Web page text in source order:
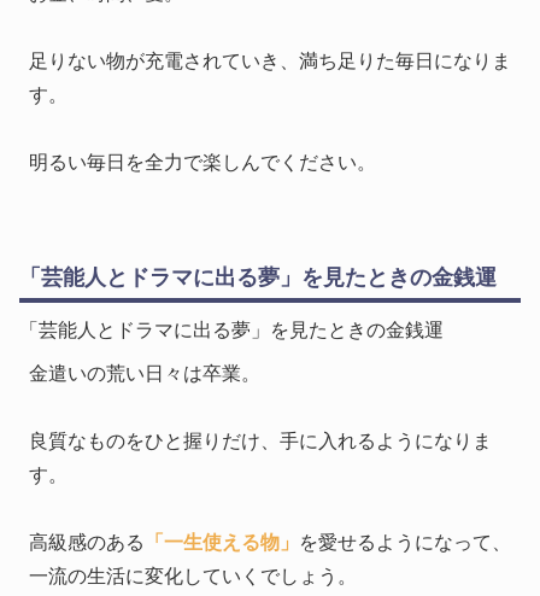
足りない物が充電されていき、満ち足りた毎日になりま
す。
明るい毎日を全力で楽しんでください。
「芸能人とドラマに出る夢」を見たときの金銭運
「芸能人とドラマに出る夢」を見たときの金銭運
金遣いの荒い日々は卒業。
良質なものをひと握りだけ、手に入れるようになりま
す。
高級感のある 「一生使える物」
を愛せるようになって、
一流の生活に変化していくでしょう。